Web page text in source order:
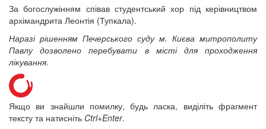
За богослужінням співав студентський хор під керівництвом
архімандрита Леонтія (Тупкала).
Наразі рішенням Печерського суду м. Києва митрополиту
Павлу дозволено перебувати в місті для проходження
лікування.
Якщо ви знайшли помилку, будь ласка, виділіть фрагмент
тексту та натисніть Ctrl+Enter.